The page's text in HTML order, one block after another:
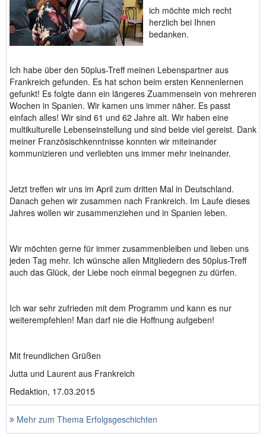
ich möchte mich recht
herzlich bei Ihnen
bedanken.
Ich habe über den 50plus-Treff meinen Lebenspartner aus
Frankreich gefunden. Es hat schon beim ersten Kennenlernen
gefunkt! Es folgte dann ein längeres Zuammensein von mehreren
Wochen in Spanien. Wir kamen uns immer näher. Es passt
einfach alles! Wir sind 61 und 62 Jahre alt. Wir haben eine
multikulturelle Lebenseinstellung und sind beide viel gereist. Dank
meiner Französischkenntnisse konnten wir miteinander
kommunizieren und verliebten uns immer mehr ineinander.
Jetzt treffen wir uns im April zum dritten Mal in Deutschland.
Danach gehen wir zusammen nach Frankreich. Im Laufe dieses
Jahres wollen wir zusammenziehen und in Spanien leben.
Wir möchten gerne für immer zusammenbleiben und lieben uns
jeden Tag mehr. Ich wünsche allen Mitgliedern des 50plus-Treff
auch das Glück, der Liebe noch einmal begegnen zu dürfen.
Ich war sehr zufrieden mit dem Programm und kann es nur
weiterempfehlen! Man darf nie die Hoffnung aufgeben!
Mit freundlichen Grüßen
Jutta und Laurent aus Frankreich
Redaktion, 17.03.2015
Mehr zum Thema Erfolgsgeschichten